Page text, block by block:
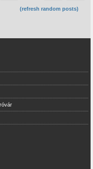
(refresh random posts)